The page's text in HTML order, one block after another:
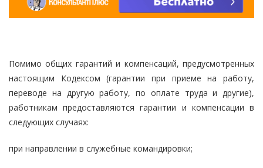
Помимо общих гарантий и компенсаций, предусмотренных
настоящим Кодексом (гарантии при приеме на работу,
переводе на другую работу, по оплате труда и другие),
работникам предоставляются гарантии и компенсации в
следующих случаях:
при направлении в служебные командировки;